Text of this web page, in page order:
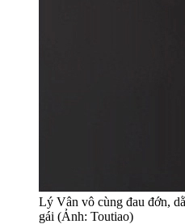
Lý Vân vô cùng đau đớn,
gái (Ảnh: Toutiao)